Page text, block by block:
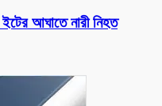
ইটের আঘাতে নারী নিহত